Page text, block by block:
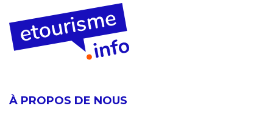
À PROPOS DE NOUS